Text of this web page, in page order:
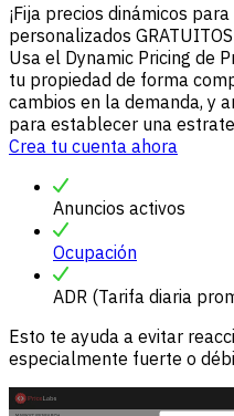
¡Fija precios dinámicos
personalizados
Usa el Dynamic Pricing de
tu propiedad de forma
cambios en la demanda, y
para establecer una
Crea tu cuenta ahora
Anuncios activos
Ocupación
ADR (Tarifa diaria
Esto te ayuda a evitar
especialmente fuerte o